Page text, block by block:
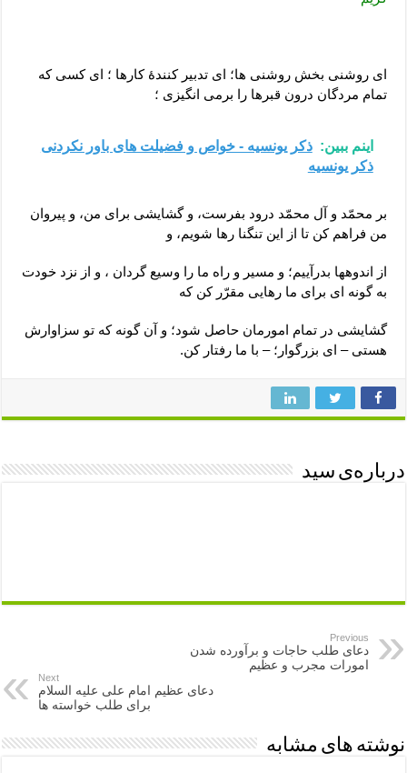
اى روشنى‏ بخش روشنى‏ ها؛ اى تدبير كنندۀ كارها ؛ اى كسى كه
تمام مردگان درون قبرها را برمى‏ انگيزى ؛
اینم ببین: ذکر یونسیه - خواص و فضیلت های باور نکردنی
ذکر یونسیه
بر محمّد و آل محمّد درود بفرست، و گشايشى براى من، و پيروان
من فراهم كن تا از اين تنگنا رها شويم، و
از اندوه‏ها بدرآييم؛ و مسير و راه ما را وسيع گردان ، و از نزد خودت
به گونه ‏اى براى ما رهايى مقرّر كن كه
گشايشى در تمام امورمان حاصل شود؛ و آن گونه كه تو سزاوارش
هستى – اى بزرگوار؛ – با ما رفتار كن.
درباره‌ی سید
Previous
دعای طلب حاجات و برآورده شدن
امورات مجرب و عظیم
Next
دعای عظیم امام علی علیه السلام
برای طلب خواسته ها
نوشته های مشابه